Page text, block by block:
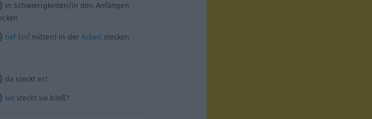
in Schwierigkeiten/in den Anfängen
tief(odmitten) in derArbeitstecken
da steckt er!
wosteckt sie bloß?